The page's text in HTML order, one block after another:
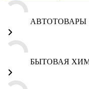
АВТОТОВАРЫ
БЫТОВАЯ